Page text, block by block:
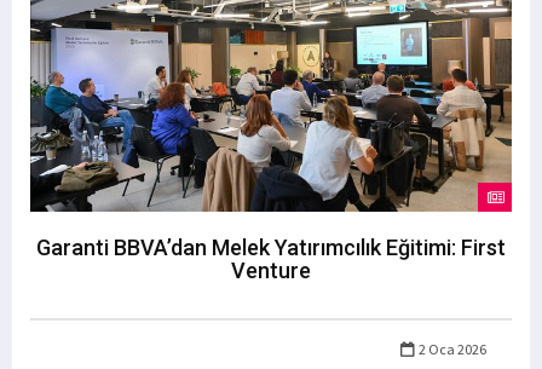
Garanti BBVA’dan Melek Yatırımcılık Eğitimi: First
Venture
2 Oca 2026